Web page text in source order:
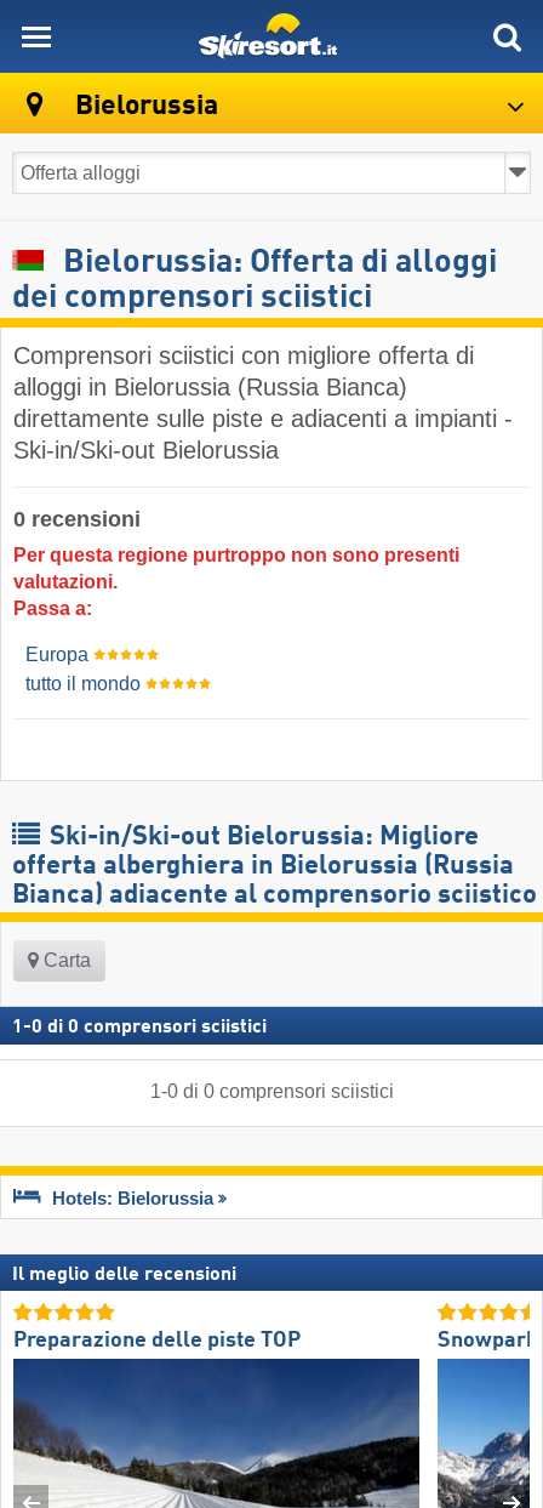
Bielorussia
Bielorussia: Offerta di alloggi
dei comprensori sciistici
Comprensori sciistici con migliore offerta di
alloggi in Bielorussia (Russia Bianca)
direttamente sulle piste e adiacenti a impianti -
Ski-in/Ski-out Bielorussia
0 recensioni
Per questa regione purtroppo non sono presenti
valutazioni.
Passa a:
Europa
tutto il mondo
Ski-in/Ski-out Bielorussia: Migliore
offerta alberghiera in Bielorussia (Russia
Bianca) adiacente al comprensorio sciistico
Carta
1 -0 di 0 comprensori sciistici
1-0di 0 comprensori sciistici
Hotels: Bielorussia
Il meglio delle recensioni
Preparazione delle piste TOP